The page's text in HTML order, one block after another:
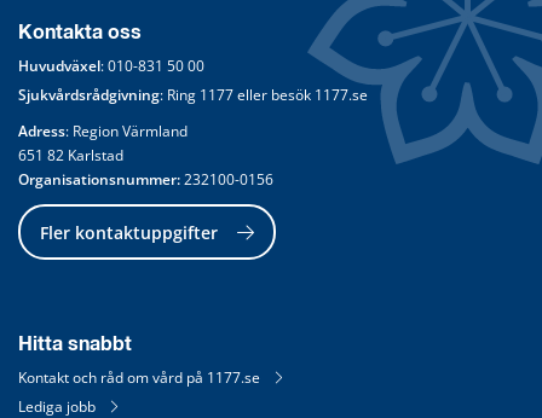
Kontakta oss
Huvudväxel: 010-831 50 00
Sjukvårdsrådgivning: Ring 1177 eller besök 1177.se
Adress: Region Värmland
651 82 Karlstad
Organisationsnummer: 232100-0156
Fler kontaktuppgifter
Hitta snabbt
Kontakt och råd om vård på 1177.se
Lediga jobb